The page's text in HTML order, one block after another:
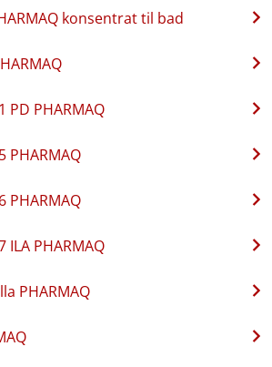
konsentrat til bad
PD PHARMAQ
PHARMAQ
PHARMAQ
ILA PHARMAQ
PHARMAQ